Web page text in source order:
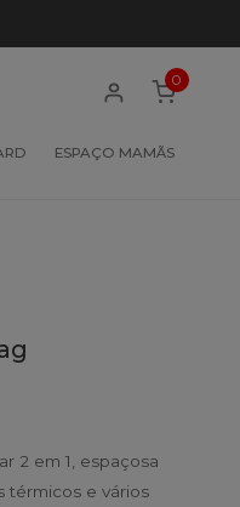
ESPAÇO MAMÃS
0
2 em 1, espaçosa
térmicos e vários